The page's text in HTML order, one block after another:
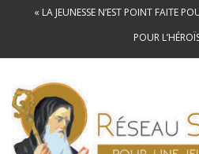
« LA JEUNESSE N’EST POINT FAITE
POUR